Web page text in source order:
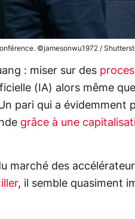
©jamesonwu1972 /
: miser sur des
(IA) alors même
pari qui a évidemment
grâce à une
marché des
, il semble quasiment